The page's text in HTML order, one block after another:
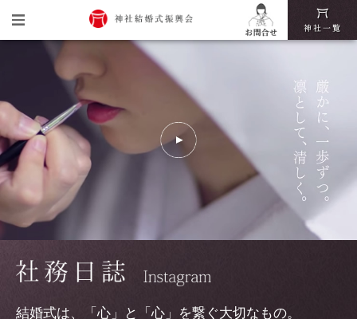
トップ
神社結婚式振興会とは
神社結婚式の魅力
挙式・披露宴までの流れ
結婚式は、「心」と「心」を繋ぐ大切なもの。